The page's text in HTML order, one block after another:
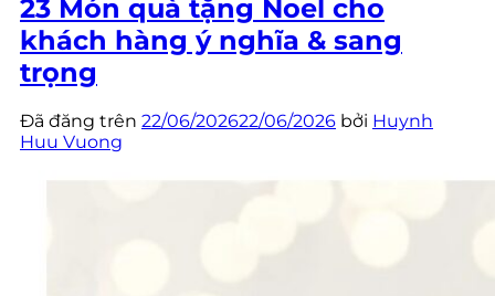
23 Món quà tặng Noel cho
khách hàng ý nghĩa & sang
trọng
Đã đăng trên 22/06/202622/06/2026 bởi Huynh
Huu Vuong